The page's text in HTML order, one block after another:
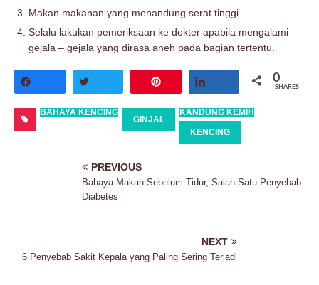
Makan makanan yang menandung serat tinggi
Selalu lakukan pemeriksaan ke dokter apabila mengalami
gejala – gejala yang dirasa aneh pada bagian tertentu.
0
SHARES
BAHAYA KENCING
GINJAL
KANDUNG KEMIH
KENCING
PREVIOUS
Bahaya Makan Sebelum Tidur, Salah Satu Penyebab
Diabetes
NEXT
6 Penyebab Sakit Kepala yang Paling Sering Terjadi